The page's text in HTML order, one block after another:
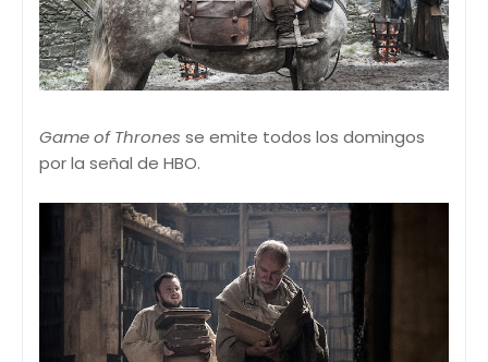
Game of Thrones se emite todos los domingos
por la señal de HBO.